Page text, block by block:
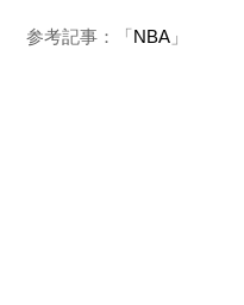
参考記事：「NBA 」